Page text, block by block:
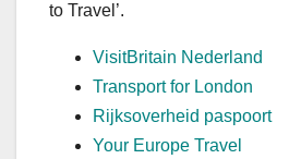
to Travel’.
VisitBritain Nederland
Transport for London
Rijksoverheid paspoort
Your Europe Travel